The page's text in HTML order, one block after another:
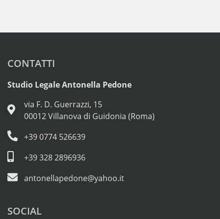
CONTATTI
Studio Legale Antonella Pedone
via F. D. Guerrazzi, 15
00012 Villanova di Guidonia (Roma)
+39 0774 526639
+39 328 2896936
antonellapedone@yahoo.it
SOCIAL